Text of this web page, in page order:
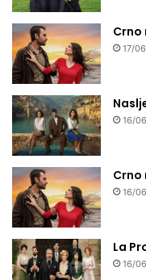
Crno
17/
16/
Crno
16/
La
16/